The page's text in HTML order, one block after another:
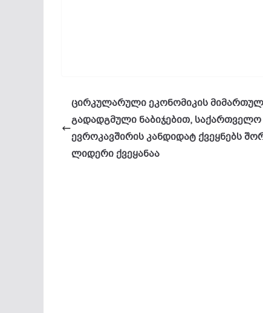
ცირკულარული ეკონომიკის
გადადგმული ნაბიჯებით, საქართველო
ევროკავშირის კანდიდატ ქვეყნებს
ლიდერი ქვეყანაა